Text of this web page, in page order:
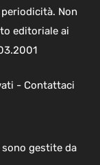
Non
editoriale ai
- Contattaci
gestite da